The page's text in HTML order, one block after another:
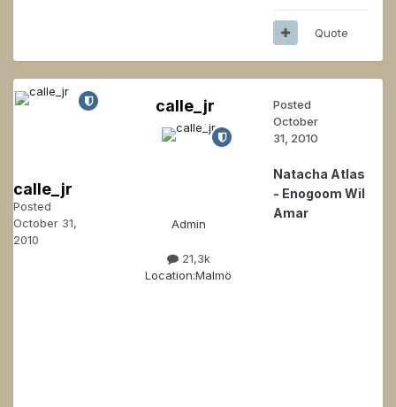
Quote
calle_jr
Posted
October 31,
2010
calle_jr
Admin
21,3k
Location:Malmö
Posted
October
31, 2010
Natacha Atlas
- Enogoom Wil
Amar